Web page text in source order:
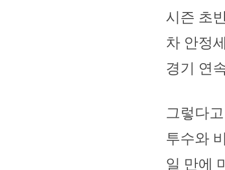
시즌 초
차 안정
경기 연
그렇다
투수와
일 만에